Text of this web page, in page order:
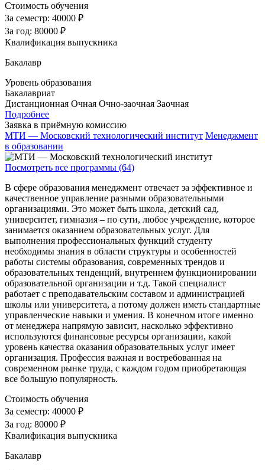
Стоимость обучения
За семестр: 40000 ₽
За год: 80000 ₽
Квалификация выпускника
Бакалавр
Уровень образования
Бакалавриат
Дистанционная Очная Очно-заочная Заочная
Подробнее
Заявка в приёмную комиссию
МТИ — Московский технологический институт Менеджмент
в образовании
Посмотреть все программы (64)
В сфере образования менеджмент отвечает за эффективное и
качественное управление разными образовательными
организациями. Это может быть школа, детский сад,
университет, гимназия – по сути, любое учреждение, которое
занимается оказанием образовательных услуг. Для
выполнения профессиональных функций студенту
необходимы знания в области структуры и особенностей
работы системы образования, современных трендов и
образовательных тенденций, внутреннем функционировании
образовательной организации и т.д. Такой специалист
работает с преподавательским составом и администрацией
школы или университета, а потому должен иметь стандартные
управленческие навыки и умения. В конечном итоге именно
от менеджера напрямую зависит, насколько эффективно
используются финансовые ресурсы организации, какой
уровень качества оказания образовательных услуг имеет
организация. Профессия важная и востребованная на
современном рынке труда, с каждом годом приобретающая
все большую популярность.
Стоимость обучения
За семестр: 40000 ₽
За год: 80000 ₽
Квалификация выпускника
Бакалавр